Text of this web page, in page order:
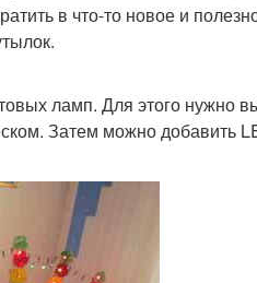
в что-то новое и
ламп. Для этого нужно
Затем можно добавить